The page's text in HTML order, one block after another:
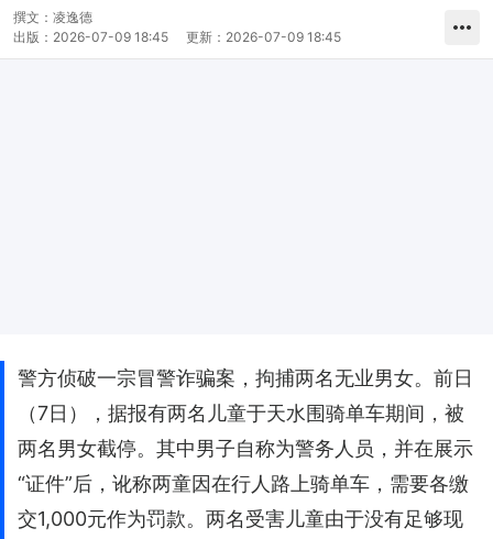
撰文： 凌逸德
出版： 2026-07-09 18:45 更新： 2026-07-09 18:45
警方侦破一宗冒警诈骗案，拘捕两名无业男女。前日
（7日），据报有两名儿童于天水围骑单车期间，被
两名男女截停。其中男子自称为警务人员，并在展示
“证件”后，讹称两童因在行人路上骑单车，需要各缴
交1,000元作为罚款。两名受害儿童由于没有足够现